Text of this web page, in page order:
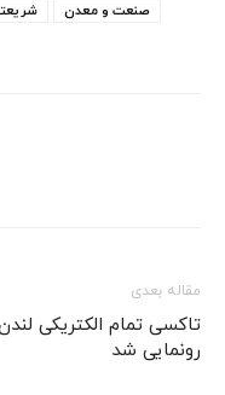
صنعت و معدن
مقاله بعدی
تاکسی‌ تمام الکتریکی
رونمایی شد